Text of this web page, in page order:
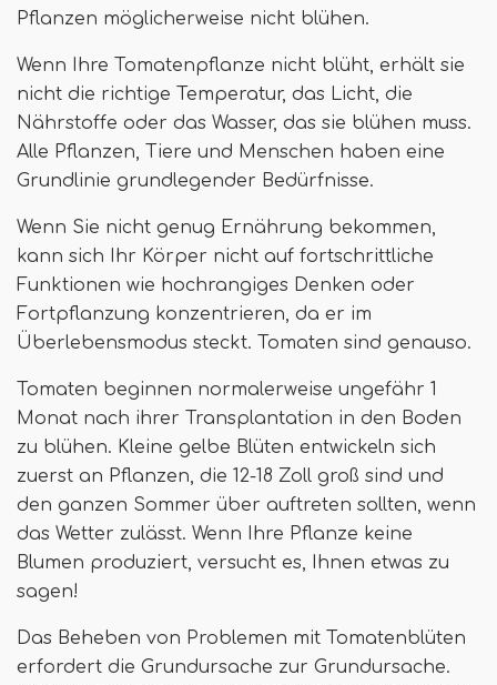
Pflanzen möglicherweise nicht blühen.
Wenn Ihre Tomatenpflanze nicht blüht, erhält sie
nicht die richtige Temperatur, das Licht, die
Nährstoffe oder das Wasser, das sie blühen muss.
Alle Pflanzen, Tiere und Menschen haben eine
Grundlinie grundlegender Bedürfnisse.
Wenn Sie nicht genug Ernährung bekommen,
kann sich Ihr Körper nicht auf fortschrittliche
Funktionen wie hochrangiges Denken oder
Fortpflanzung konzentrieren, da er im
Überlebensmodus steckt. Tomaten sind genauso.
Tomaten beginnen normalerweise ungefähr 1
Monat nach ihrer Transplantation in den Boden
zu blühen. Kleine gelbe Blüten entwickeln sich
zuerst an Pflanzen, die 12-18 Zoll groß sind und
den ganzen Sommer über auftreten sollten, wenn
das Wetter zulässt. Wenn Ihre Pflanze keine
Blumen produziert, versucht es, Ihnen etwas zu
sagen!
Das Beheben von Problemen mit Tomatenblüten
erfordert die Grundursache zur Grundursache.